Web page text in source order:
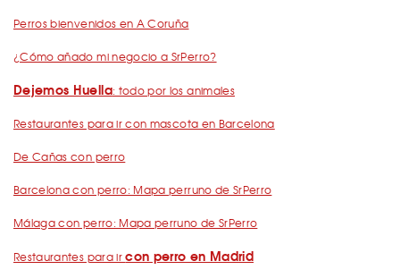
Perros bienvenidos en A Coruña
¿Cómo añado mi negocio a SrPerro?
Dejemos Huella: todo por los animales
Restaurantes para ir con mascota en Barcelona
De Cañas con perro
Barcelona con perro: Mapa perruno de SrPerro
Málaga con perro: Mapa perruno de SrPerro
Restaurantes para ircon perro en Madrid